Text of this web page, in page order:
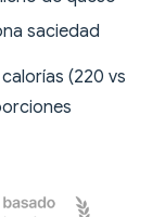
saciedad
(220 vs